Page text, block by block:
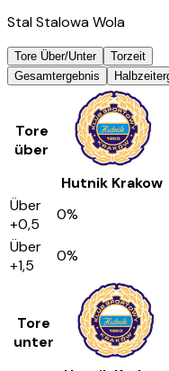
Stal Stalowa Wola
Tore Über/Unter
Torzeit
Gesamtergebnis
Tore
über
Hutnik Krakow
Über
+0,5
0%
Über
+1,5
0%
Tore
unter